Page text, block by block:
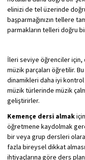
elinizi de tel üzerinde
başparmağınızın tellere
parmakların telleri doğru
İleri seviye öğrenciler için,
müzik parçaları öğretilir.
dinamikleri daha iyi
müzik türlerinde müzik
geliştirirler.
Kemençe dersi almak
öğretmene kaydolmak
bir veya grup dersleri
fazla bireysel dikkat
ihtiyaçlarına göre ders